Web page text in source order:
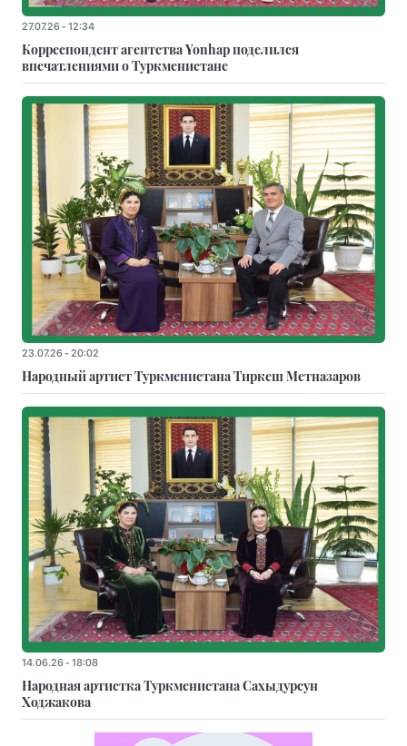
27.07.26 - 12:34
Корреспондент агентства Yonhap поделился
впечатлениями о Туркменистане
23.07.26 - 20:02
Народный артист Туркменистана Тиркеш Мeтназаров
14.06.26 - 18:08
Народная артистка Туркменистана Сахыдурсун
Ходжакова